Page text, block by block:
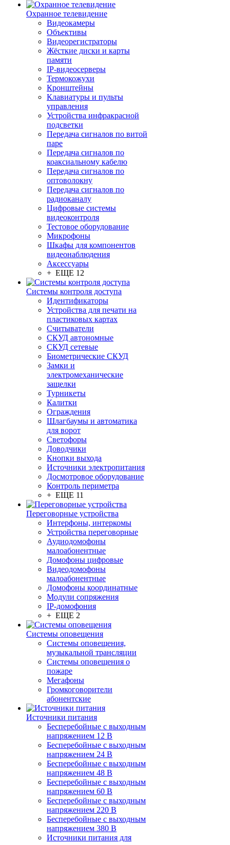
Охранное телевидение
Видеокамеры
Объективы
Видеорегистраторы
Жёсткие диски и карты
памяти
IP-видеосерверы
Термокожухи
Кронштейны
Клавиатуры и пульты
управления
Устройства инфракрасной
подсветки
Передача сигналов по витой
паре
Передача сигналов по
коаксиальному кабелю
Передача сигналов по
оптоволокну
Передача сигналов по
радиоканалу
Цифровые системы
видеоконтроля
Тестовое оборудование
Микрофоны
Шкафы для компонентов
видеонаблюдения
Аксессуары
+ ЕЩЕ 12
Системы контроля доступа
Идентификаторы
Устройства для печати на
пластиковых картах
Считыватели
СКУД автономные
СКУД сетевые
Биометрические СКУД
Замки и
электромеханические
защелки
Турникеты
Калитки
Ограждения
Шлагбаумы и автоматика
для ворот
Светофоры
Доводчики
Кнопки выхода
Источники электропитания
Досмотровое оборудование
Контроль периметра
+ ЕЩЕ 11
Переговорные устройства
Интерфоны, интеркомы
Устройства переговорные
Аудиодомофоны
малоабонентные
Домофоны цифровые
Видеодомофоны
малоабонентные
Домофоны координатные
Модули сопряжения
IP-домофония
+ ЕЩЕ 2
Системы оповещения
Системы оповещения,
музыкальной трансляции
Системы оповещения о
пожаре
Мегафоны
Громкоговорители
абонентские
Источники питания
Бесперебойные с выходным
напряжением 12 В
Бесперебойные с выходным
напряжением 24 В
Бесперебойные с выходным
напряжением 48 В
Бесперебойные с выходным
напряжением 60 В
Бесперебойные с выходным
напряжением 220 В
Бесперебойные с выходным
напряжением 380 В
Источники питания для